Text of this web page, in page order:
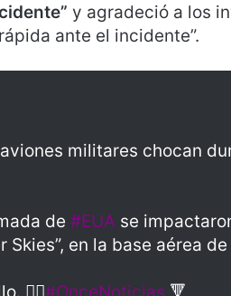
y agradeció a los
ante el incidente”.
aviones militares chocan
de #EUA se
en la base aérea de